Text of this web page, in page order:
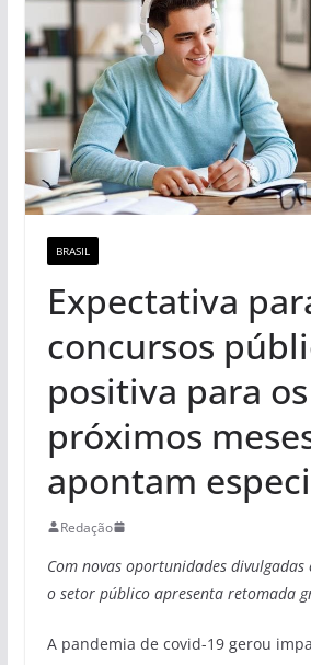
BRASIL
Expectativa
concursos
positiva para os
próximos
apontam
Redação
Com novas oportunidades divulgadas
o setor público apresenta retomada
A pandemia de covid-19 gerou